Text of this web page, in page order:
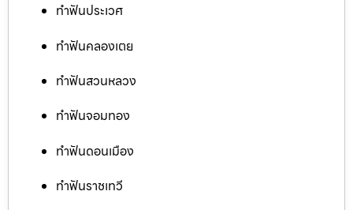
ทำฟันประเวศ
ทำฟันคลองเตย
ทำฟันสวนหลวง
ทำฟันจอมทอง
ทำฟันดอนเมือง
ทำฟันราชเทวี